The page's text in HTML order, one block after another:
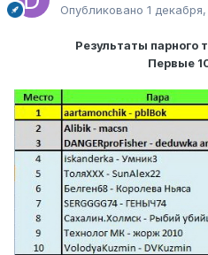
Опубликовано 1
Результаты
Первые